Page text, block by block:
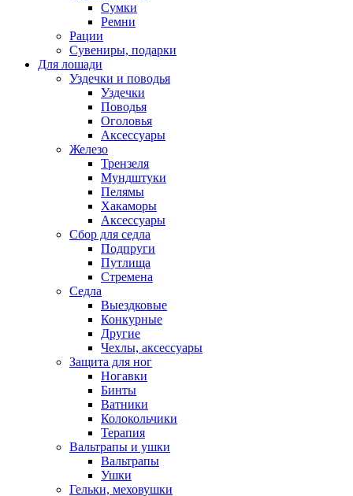
Сумки
Ремни
Рации
Сувениры, подарки
Для лошади
Уздечки и поводья
Уздечки
Поводья
Оголовья
Аксессуары
Железо
Трензеля
Мундштуки
Пелямы
Хакаморы
Аксессуары
Сбор для седла
Подпруги
Путлища
Стремена
Седла
Выездковые
Конкурные
Другие
Чехлы, аксессуары
Защита для ног
Ногавки
Бинты
Ватники
Колокольчики
Терапия
Вальтрапы и ушки
Вальтрапы
Ушки
Гельки, меховушки